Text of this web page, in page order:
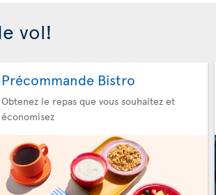
vol!
Précommande Bistro
Obtenez le repas que vous souhaitez et
économisez